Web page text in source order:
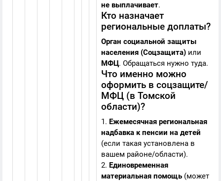
не выплачивает.
Кто назначает
региональные доплаты?
Орган социальной защиты
населения (Соцзащита) или
МФЦ. Обращаться нужно туда.
Что именно можно
оформить в соцзащите/
МФЦ (в Томской
области)?
1. Ежемесячная региональная
надбавка к пенсии на детей
(если такая установлена в
вашем районе/области).
2. Единовременная
материальная помощь (может